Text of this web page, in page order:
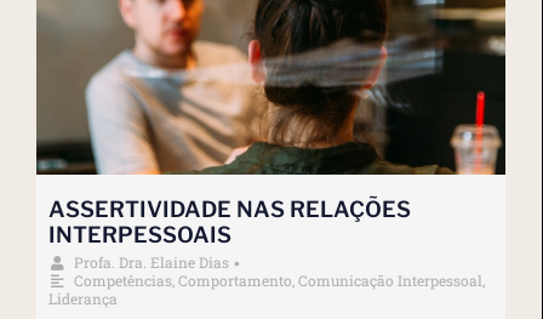
ASSERTIVIDADE NAS RELAÇÕES
INTERPESSOAIS
Profa. Dra. Elaine Dias •
Competências Comportamento Comunicação Interpessoal
Liderança